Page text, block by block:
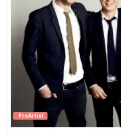
ProArtist